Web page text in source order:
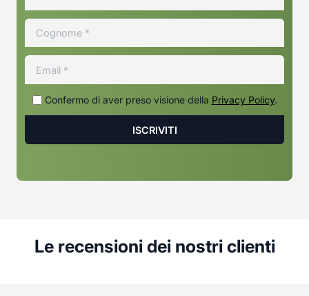
Confermo di aver preso visione della Privacy Policy.
Le recensioni dei nostri clienti